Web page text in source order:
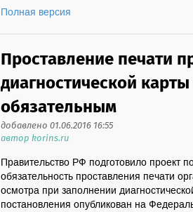
Полная версия
Проставление печати
диагностической
обязательным
добавлено 01.06.2016 16:55
автор korins.ru
Правительство РФ подготовило проект
обязательность проставления печати
осмотра при заполнении
постановления опубликован на